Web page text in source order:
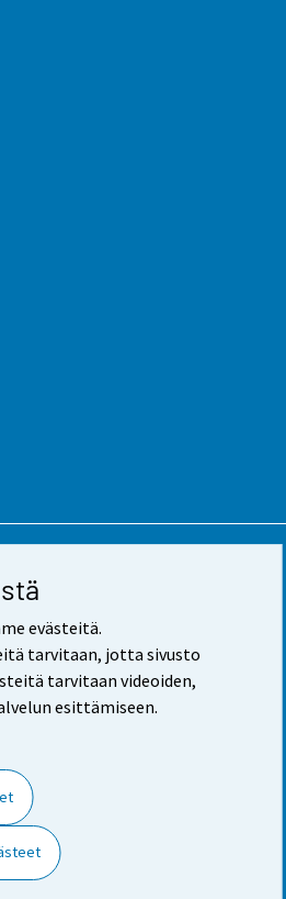
evästeitä.
tarvitaan, jotta sivusto
tarvitaan videoiden,
esittämiseen.